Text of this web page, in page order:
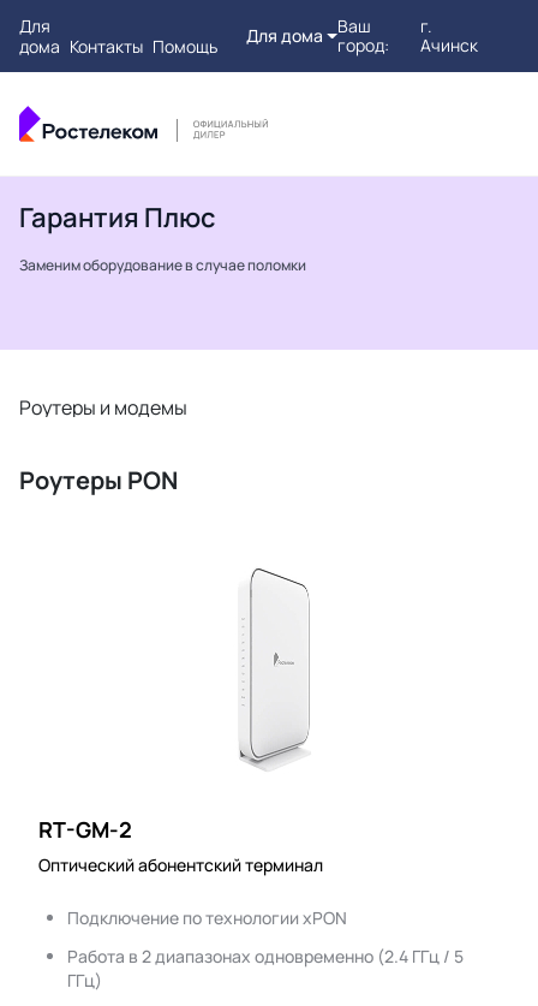
Для
дома Контакты Помощь Для дома
Ваш
город:
г.
Ачинск
Гарантия Плюс
Заменим оборудование в случае поломки
Роутеры и модемы
Роутеры PON
RT-GM-2
Оптический абонентский терминал
Подключение по технологии xPON
Работа в 2 диапазонах одновременно (2.4 ГГц / 5
ГГц)